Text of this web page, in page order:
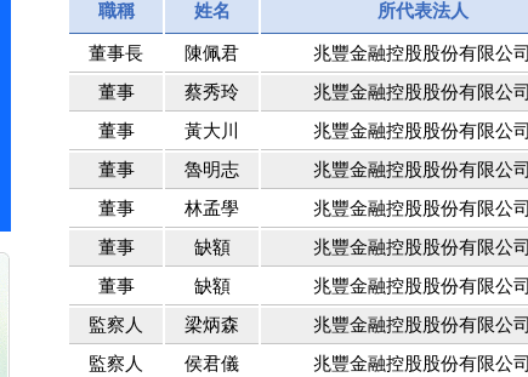
職稱 姓名 所代表法人
董事長 陳佩君 兆豐金融控股股份有限公司
董事
蔡秀玲 兆豐金融控股股份有限公司
董事
黃大川 兆豐金融控股股份有限公司
董事
魯明志 兆豐金融控股股份有限公司
董事
林孟學 兆豐金融控股股份有限公司
董事
缺額
兆豐金融控股股份有限公司
董事
缺額
兆豐金融控股股份有限公司
監察人
梁炳森 兆豐金融控股股份有限公司
監察人
侯君儀 兆豐金融控股股份有限公司